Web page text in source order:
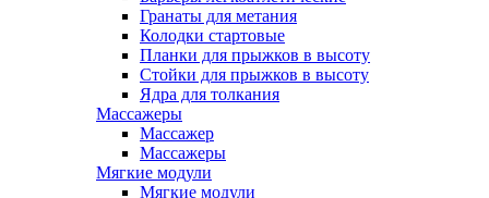
Гранаты для метания
Колодки стартовые
Планки для прыжков в высоту
Стойки для прыжков в высоту
Ядра для толкания
Массажеры
Массажер
Массажеры
Мягкие модули
Мягкие модули